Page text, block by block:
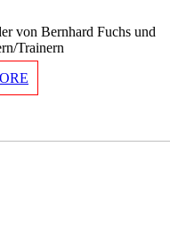
von Bernhard Fuchs und
Trainern